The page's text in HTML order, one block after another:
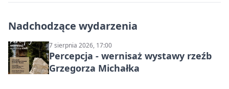
Nadchodzące wydarzenia
7 sierpnia 2026, 17:00
Percepcja - wernisaż wystawy rzeźb
Grzegorza Michałka